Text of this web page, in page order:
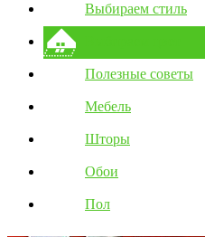
Выбираем стиль
Полезные советы
Мебель
Шторы
Обои
Пол